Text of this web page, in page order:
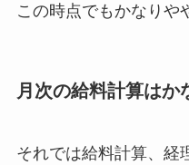
この時点でもかなりや
月次の給料計算はか
それでは給料計算、経